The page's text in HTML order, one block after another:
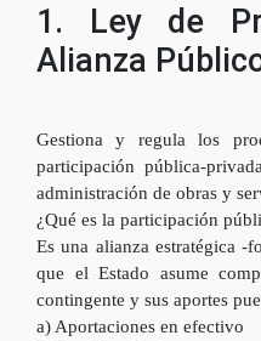
1. Ley de
Alianza
Gestiona y regula los
participación pública-
administración de obras y
¿Qué es la participación
Es una alianza estratégica -
que el Estado asume
contingente y sus aportes
a) Aportaciones en efectivo